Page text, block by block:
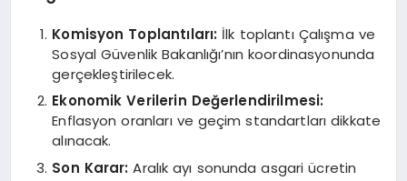
Komisyon Toplantıları: İlk toplantı Çalışma ve
Sosyal Güvenlik Bakanlığı’nın koordinasyonunda
gerçekleştirilecek.
Ekonomik Verilerin Değerlendirilmesi:
Enflasyon oranları ve geçim standartları dikkate
alınacak.
Son Karar: Aralık ayı sonunda asgari ücretin